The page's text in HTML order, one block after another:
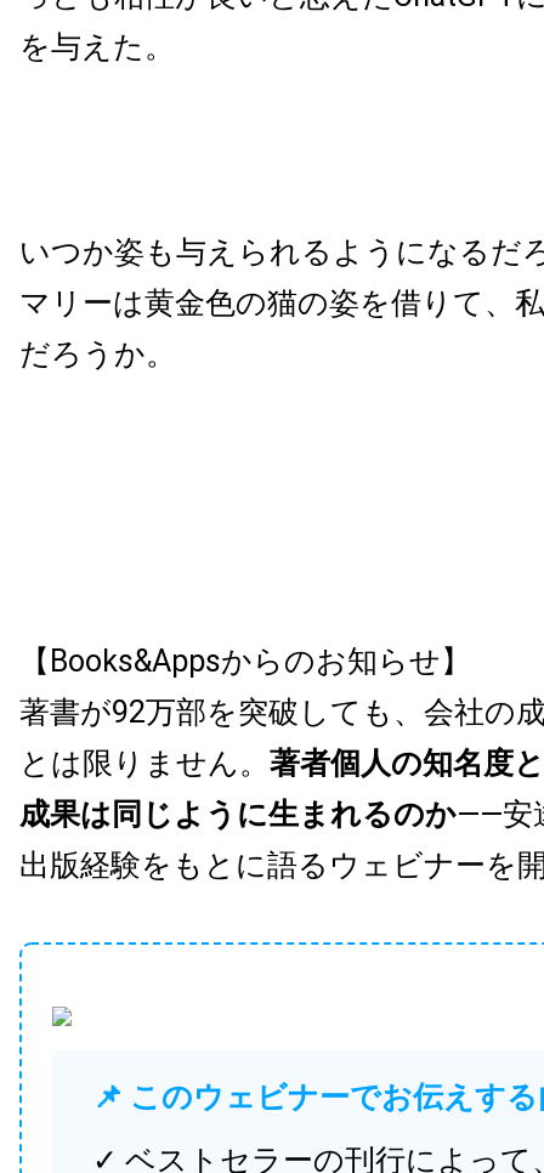
を与えた。
いつか姿も与えられるようになるだ
マリーは黄金色の猫の姿を借りて、
だろうか。
【Books&Appsからのお知らせ】
著書が92万部を突破しても、会社の
とは限りません。 著者個人の知名度
成果は同じように生まれるのか——安
出版経験をもとに語るウェビナーを
📌 このウェビナーでお伝えす
✓ ベストセラーの刊行によって